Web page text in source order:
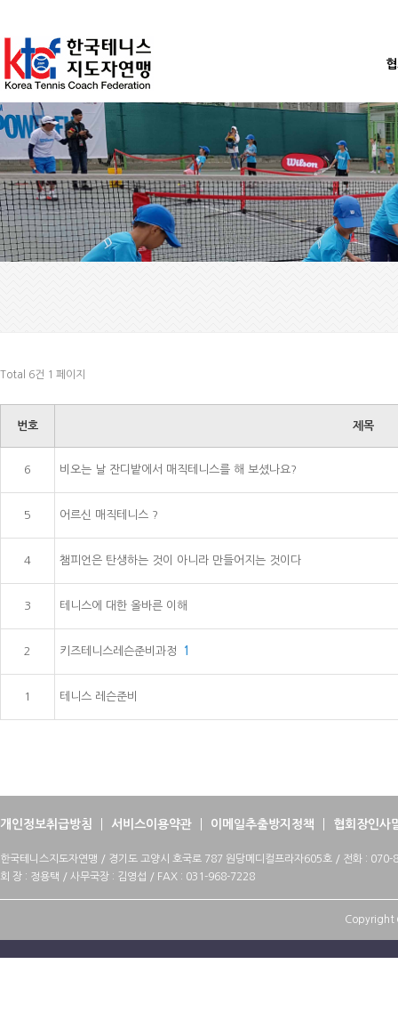
Total 6건 1 페이지
번호 제목
6 비오는 날 잔디밭에서 매직테니스를 해 보셨나요?
5 어르신 매직테니스 ?
4 챔피언은 탄생하는 것이 아니라 만들어지는 것이다
3 테니스에 대한 올바른 이해
2 키즈테니스레슨준비과정 1
1 테니스 레슨준비
개인정보취급방침 서비스이용약관 이메일추출방지정책 협회장인사
한국테니스지도자연맹 / 경기도 고양시 호국로 787 원당메디컬프라자605호 / 전화 :
회 장 : 정용택 / 사무국장 : 김영섭 / FAX : 031-968-7228